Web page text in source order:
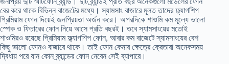
বের করে থাকে বিভিন্ন বাজেটের মধ্যে। স্যামসাং বাজারে মূলত তাদের ফ্ল্যাগশিপ
প্রিমিয়াম ফোন দিয়েই জনপ্রিয়তা অর্জন করে। অপরদিকে শাওমি কম মূল্যে ভালো
স্পেক ও ফিচারের ফোন নিয়ে আসে প্রতি বছরই। তবে স্যামসাংয়ের মতোই
শাওমিরও রয়েছে প্রিমিয়াম ফ্ল্যাগশিপ ফোন, আবার কম বাজেটে স্যামসাংয়ের বেশ
কিছু ভালো ফোনও বাজারে থাকে। তাই ফোন কেনার ক্ষেত্রে ক্রেতারা অনেকসময়
দ্বিধায় পরে যান কোন ব্র্যান্ডের ফোন নেবেন সেই ব্যাপারে।